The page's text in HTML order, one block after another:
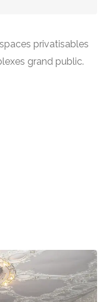
privatisables
grand public.